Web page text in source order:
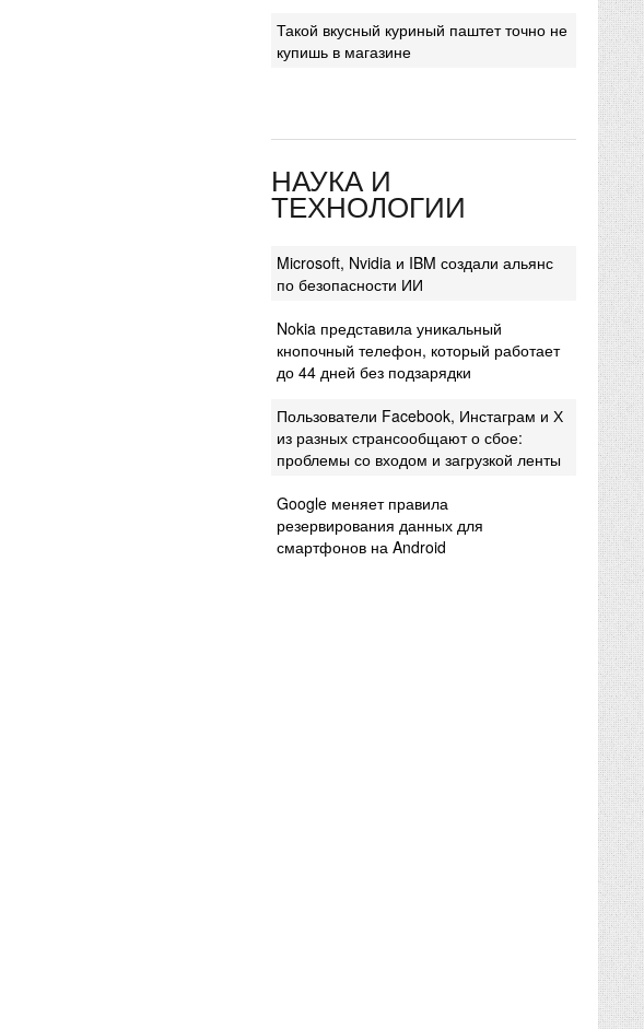
Такой вкусный куриный паштет точно не
купишь в магазине
НАУКА И
ТЕХНОЛОГИИ
Microsoft, Nvidia и IBM создали альянс
по безопасности ИИ
Nokia представила уникальный
кнопочный телефон, который работает
до 44 дней без подзарядки
Пользователи Facebook, Инстаграм и Х
из разных странсообщают о сбое:
проблемы со входом и загрузкой ленты
Google меняет правила
резервирования данных для
смартфонов на Android